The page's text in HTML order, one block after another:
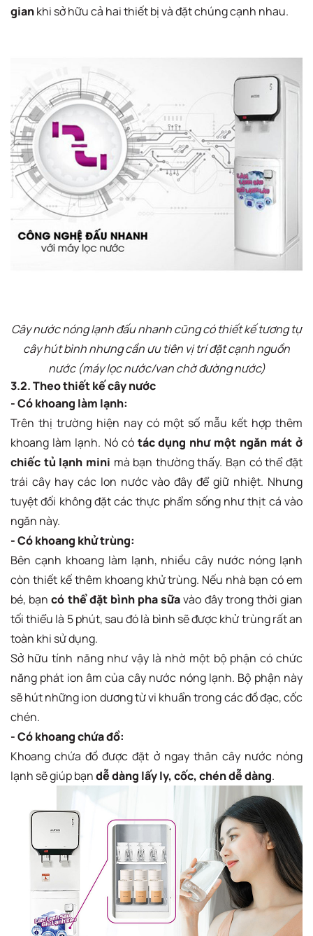
giankhi sở hữu cả hai thiết bị và đặt chúng cạnh nhau.
Cây nước nóng lạnh đấu nhanh cũng có thiết kế tương tự
cây hút bình nhưng cần ưu tiên vị trí đặt cạnh nguồn
nước (máy lọc nước/van chờ đường nước)
3.2. Theo thiết kế cây nước
- Có khoang làm lạnh:
Trên thị trường hiện nay có một số mẫu kết hợp thêm
khoang làm lạnh. Nó có tác dụng như một ngăn mát ở
chiếc tủ lạnh mini mà bạn thường thấy. Bạn có thể đặt
trái cây hay các lon nước vào đây để giữ nhiệt. Nhưng
tuyệt đối không đặt các thực phẩm sống như thịt cá vào
ngăn này.
- Có khoang khử trùng:
Bên cạnh khoang làm lạnh, nhiều cây nước nóng lạnh
còn thiết kế thêm khoang khử trùng. Nếu nhà bạn có em
bé, bạncó thể đặt bình pha sữavào đây trong thời gian
tối thiểu là 5 phút, sau đó là bình sẽ được khử trùng rất an
toàn khi sử dụng.
Sở hữu tính năng như vậy là nhờ một bộ phận có chức
năng phát ion âm của cây nước nóng lạnh. Bộ phận này
sẽ hút những ion dương từ vi khuẩn trong các đồ đạc, cốc
chén.
- Có khoang chứa đồ:
Khoang chứa đồ được đặt ở ngay thân cây nước nóng
lạnh sẽ giúp bạndễ dàng lấy ly, cốc, chén dễ dàng.